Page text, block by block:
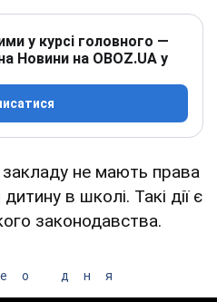
у курсі головного —
Новини на OBOZ.UA у
закладу не мають права
в школі. Такі дії є
законодавства.
дня